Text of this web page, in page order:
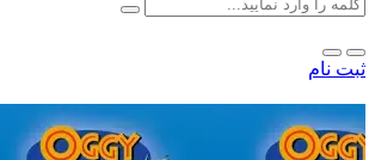
ثبت نام